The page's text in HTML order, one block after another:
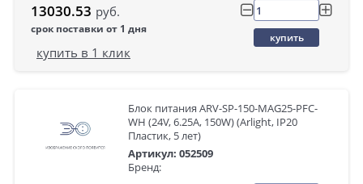
13030.53 руб.
срок поставки от 1 дня
купить
купить в 1 клик
Блок питания ARV-SP-150-MAG25-PFC-
WH (24V, 6.25A, 150W) (Arlight, IP20
Пластик, 5 лет)
Артикул: 052509
Бренд: